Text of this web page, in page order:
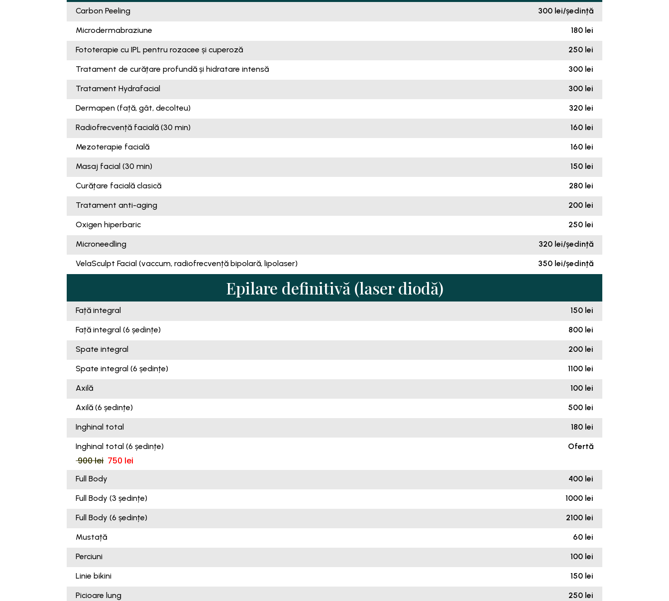
Carbon Peeling 300 lei/ședință
Microdermabraziune 180 lei
Fototerapie cu IPL pentru rozacee și cuperoză 250 lei
Tratament de curățare profundă și hidratare intensă 300 lei
Tratament Hydrafacial 300 lei
Dermapen (față, gât, decolteu) 320 lei
Radiofrecvență facială (30 min) 160 lei
Mezoterapie facială 160 lei
Masaj facial (30 min) 150 lei
Curățare facială clasică 280 lei
Tratament anti-aging 200 lei
Oxigen hiperbaric 250 lei
Microneedling 320 lei/ședință
VelaSculpt Facial (vaccum, radiofrecvență bipolară, lipolaser) 350 lei/ședință
Epilare definitivă (laser diodă)
Față integral 150 lei
Față integral (6 ședințe) 800 lei
Spate integral 200 lei
Spate integral (6 ședințe) 1100 lei
Axilă 100 lei
Axilă (6 ședințe) 500 lei
Inghinal total 180 lei
Inghinal total (6 ședințe) Ofertă
900 lei 750 lei
Full Body 400 lei
Full Body (3 ședințe) 1000 lei
Full Body (6 ședințe) 2100 lei
Mustață 60 lei
Perciuni 100 lei
Linie bikini 150 lei
Picioare lung 250 lei